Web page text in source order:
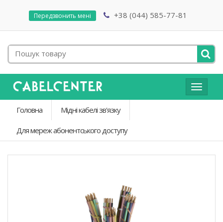
Передзвонить мені +38 (044) 585-77-81
Toggle
Головна
Мідні кабелі зв'язку
Для мереж абонентського доступу